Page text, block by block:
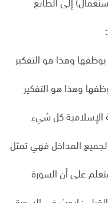
وهذا هو التفكير
وهذا هو التفكير
الإسلامية كل شيء
المداخل فهي تمثل
على أن السورة